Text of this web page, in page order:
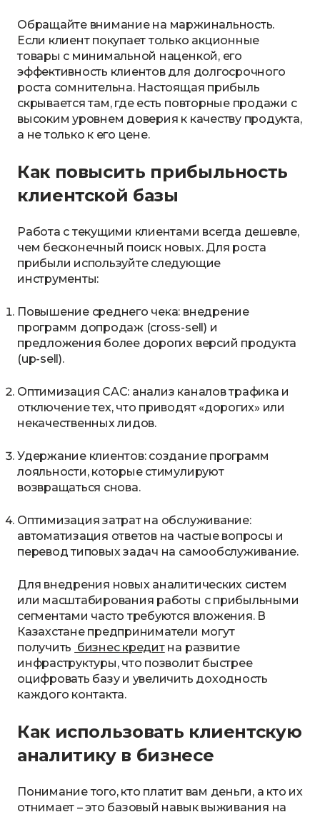
Обращайте внимание на маржинальность.
Если клиент покупает только акционные
товары с минимальной наценкой, его
эффективность клиентов для долгосрочного
роста сомнительна. Настоящая прибыль
скрывается там, где есть повторные продажи с
высоким уровнем доверия к качеству продукта,
а не только к его цене.
Как повысить прибыльность
клиентской базы
Работа с текущими клиентами всегда дешевле,
чем бесконечный поиск новых. Для роста
прибыли используйте следующие
инструменты:
Повышение среднего чека: внедрение
программ допродаж (cross-sell) и
предложения более дорогих версий продукта
(up-sell).
Оптимизация CAC: анализ каналов трафика и
отключение тех, что приводят «дорогих» или
некачественных лидов.
Удержание клиентов: создание программ
лояльности, которые стимулируют
возвращаться снова.
Оптимизация затрат на обслуживание:
автоматизация ответов на частые вопросы и
перевод типовых задач на самообслуживание.
Для внедрения новых аналитических систем
или масштабирования работы с прибыльными
сегментами часто требуются вложения. В
Казахстане предприниматели могут
получить бизнес кредитна развитие
инфраструктуры, что позволит быстрее
оцифровать базу и увеличить доходность
каждого контакта.
Как использовать клиентскую
аналитику в бизнесе
Понимание того, кто платит вам деньги, а кто их
отнимает – это базовый навык выживания на